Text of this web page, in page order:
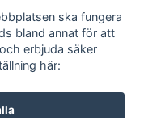
ska fungera
bland annat för att
erbjuda säker
här: